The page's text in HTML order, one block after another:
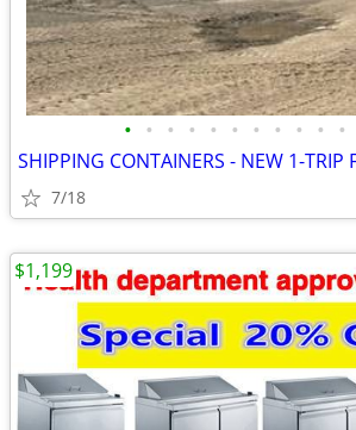
• • • • • • • • • • •
SHIPPING CONTAINERS - NEW 1-TRIP
7/18
$1,199